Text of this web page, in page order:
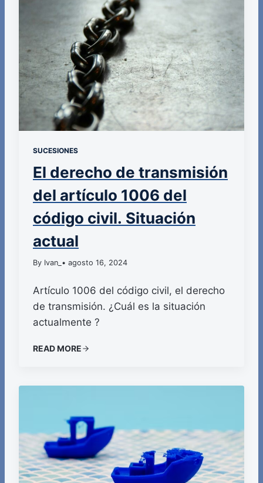
SUCESIONES
El derecho de transmisión
del artículo 1006 del
código civil. Situación
actual
By Ivan_ • agosto 16, 2024
Artículo 1006 del código civil, el derecho
de transmisión. ¿Cuál es la situación
actualmente ?
READ MORE